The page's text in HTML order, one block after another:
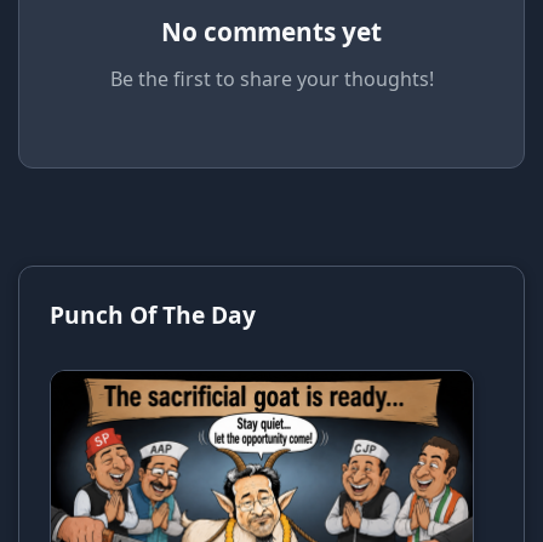
No comments yet
Be the first to share your thoughts!
Punch Of The Day